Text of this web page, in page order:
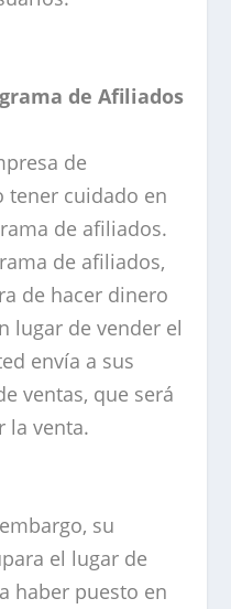
de Afiliados
de
tener cuidado en
de afiliados.
de afiliados,
de hacer dinero
lugar de vender el
envía a sus
ventas, que será
la venta.
su
el lugar de
haber puesto en